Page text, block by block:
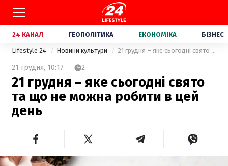
24 КАНАЛ ГЕОПОЛІТИКА ЕКОНОМІКА БІЗНЕС
Lifestyle 24 Новини культури 21 грудня – яке сьогодні свято та що не можна робити в цей день
21 грудня, 10:17 2
21 грудня – яке сьогодні свято
та що не можна робити в цей
день